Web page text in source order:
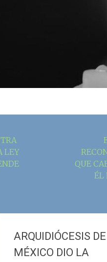
LEY
QUE
ÉL
ARQUIDIÓCESIS DE
MÉXICO DIO LA